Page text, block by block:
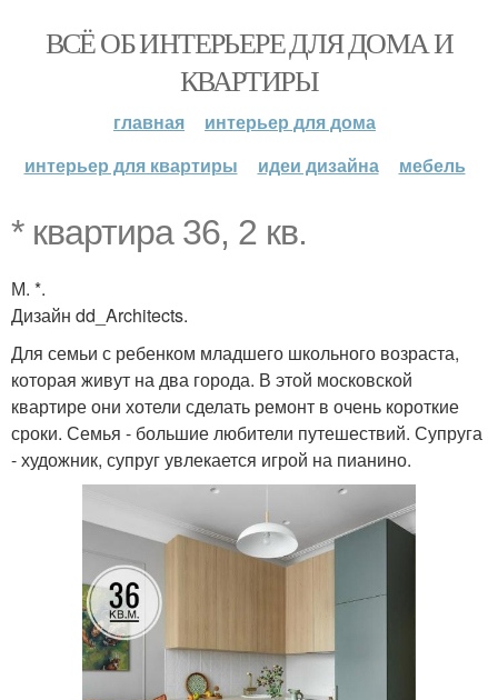
ВСЁ ОБ ИНТЕРЬЕРЕ ДЛЯ ДОМА И
КВАРТИРЫ
главная
интерьер для дома
интерьер для квартиры
идеи дизайна мебель
* квартира 36, 2 кв.
М. *.
Дизайн dd_Architects.
Для семьи с ребенком младшего школьного возраста,
которая живут на два города. В этой московской
квартире они хотели сделать ремонт в очень короткие
сроки. Семья - большие любители путешествий. Супруга
- художник, супруг увлекается игрой на пианино.